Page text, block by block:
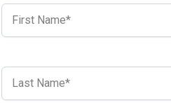
First Name*
Last Name*